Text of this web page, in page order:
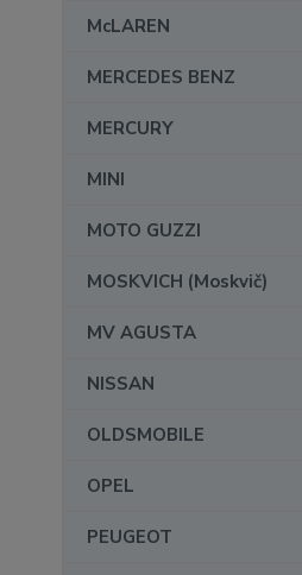
McLAREN
MERCEDES BENZ
MERCURY
MINI
MOTO GUZZI
MOSKVICH (Moskvič)
MV AGUSTA
NISSAN
OLDSMOBILE
OPEL
PEUGEOT